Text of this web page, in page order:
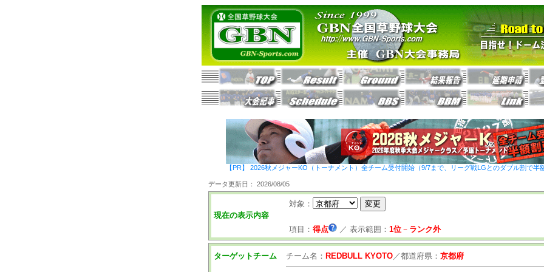
【PR】 2026秋メジャーKO（トーナメント）全チーム受付開始（9/7まで、リーグ戦LGとのダブル割で半
データ更新日： 2026/08/05
現在の表示内容
対象：
項目： 得点 ／ 表示範囲： 1位－ ランク外
ターゲットチーム チーム名： REDBULL KYOTO／都道府県： 京都府